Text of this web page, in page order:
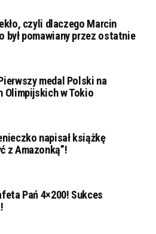
czyli dlaczego Marcin
był pomawiany przez ostatnie
medal Polski na
Olimpijskich w Tokio
napisał książkę
z Amazonką”!
Pań 4×200! Sukces